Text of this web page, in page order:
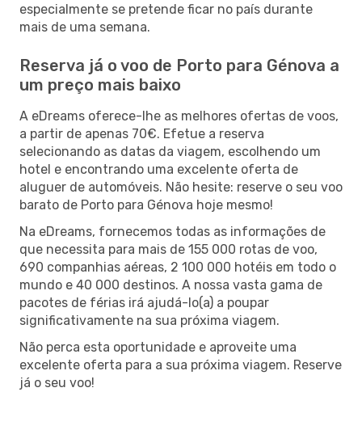
especialmente se pretende ficar no país durante
mais de uma semana.
Reserva já o voo de Porto para Génova a
um preço mais baixo
A eDreams oferece-lhe as melhores ofertas de voos,
a partir de apenas 70€. Efetue a reserva
selecionando as datas da viagem, escolhendo um
hotel e encontrando uma excelente oferta de
aluguer de automóveis. Não hesite: reserve o seu voo
barato de Porto para Génova hoje mesmo!
Na eDreams, fornecemos todas as informações de
que necessita para mais de 155 000 rotas de voo,
690 companhias aéreas, 2 100 000 hotéis em todo o
mundo e 40 000 destinos. A nossa vasta gama de
pacotes de férias irá ajudá-lo(a) a poupar
significativamente na sua próxima viagem.
Não perca esta oportunidade e aproveite uma
excelente oferta para a sua próxima viagem. Reserve
já o seu voo!